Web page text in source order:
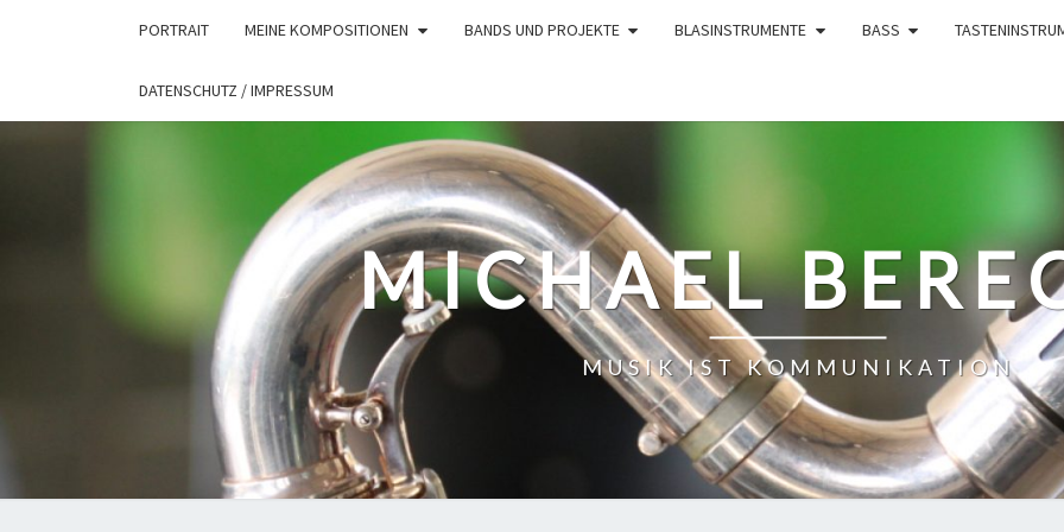
PORTRAIT MEINE KOMPOSITIONEN BANDS UND PROJEKTE BLASINSTRUMENTE BASS
DATENSCHUTZ / IMPRESSUM
MICHAEL
MUSIK IST KOMMUNIKATION